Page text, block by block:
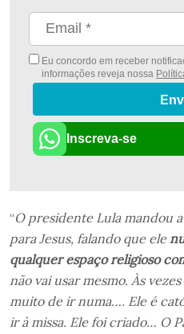
Eu concordo em receber
informações reveja nossa
Inscreva-se
“O presidente Lula mandou
para Jesus, falando que ele
qualquer espaço religioso
não vai usar mesmo. Às
muito de ir numa…. Ele é
ir à missa. Ele foi criado… O